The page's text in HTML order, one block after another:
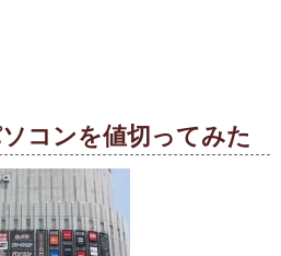
コンを値切ってみた